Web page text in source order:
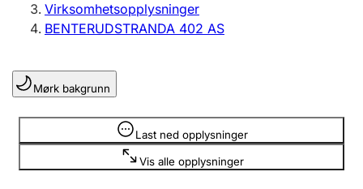
Enkeltpersonforetak
Registrere, endre, slette
Lag og forening
Registrere, endre, slette
Virksomhetsopplysninger
BENTERUDSTRANDA 402 AS
Mørk bakgrunn
Last ned opplysninger
Vis alle opplysninger
Opplysninger er skjult